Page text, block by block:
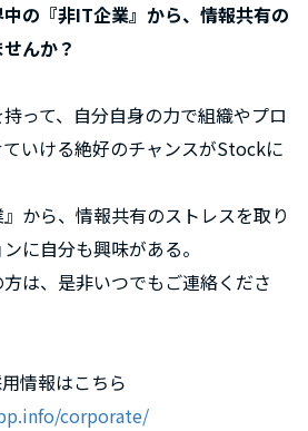
の『非IT企業』から、情報共有の
んか？
って、自分自身の力で組織やプロ
いける絶好のチャンスがStockに
』から、情報共有のストレスを取り
に自分も興味がある。
は、是非いつでもご連絡くださ
情報はこちら
corporate/